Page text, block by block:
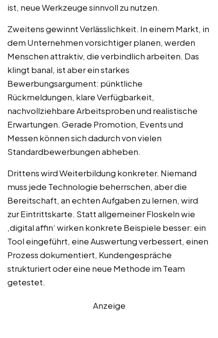
ist, neue Werkzeuge sinnvoll zu nutzen.
Zweitens gewinnt Verlässlichkeit. In einem Markt, in
dem Unternehmen vorsichtiger planen, werden
Menschen attraktiv, die verbindlich arbeiten. Das
klingt banal, ist aber ein starkes
Bewerbungsargument: pünktliche
Rückmeldungen, klare Verfügbarkeit,
nachvollziehbare Arbeitsproben und realistische
Erwartungen. Gerade Promotion, Events und
Messen können sich dadurch von vielen
Standardbewerbungen abheben.
Drittens wird Weiterbildung konkreter. Niemand
muss jede Technologie beherrschen, aber die
Bereitschaft, an echten Aufgaben zu lernen, wird
zur Eintrittskarte. Statt allgemeiner Floskeln wie
‚digital affin‘ wirken konkrete Beispiele besser: ein
Tool eingeführt, eine Auswertung verbessert, einen
Prozess dokumentiert, Kundengespräche
strukturiert oder eine neue Methode im Team
getestet.
Anzeige